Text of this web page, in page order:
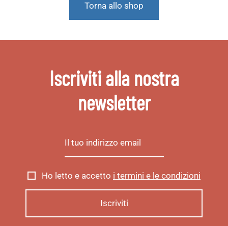
Torna allo shop
Iscriviti alla nostra
newsletter
Ho letto e accetto i termini e le condizioni